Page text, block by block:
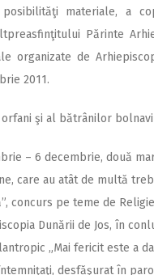
posibilităţi materiale, a
Părinte
organizate de
2011.
şi al bătrânilor bolnavi
– 6 decembrie, două
care au atât de multă
concurs pe teme de
Dunării de Jos, în
„Mai fericit este a
desfăşurat în